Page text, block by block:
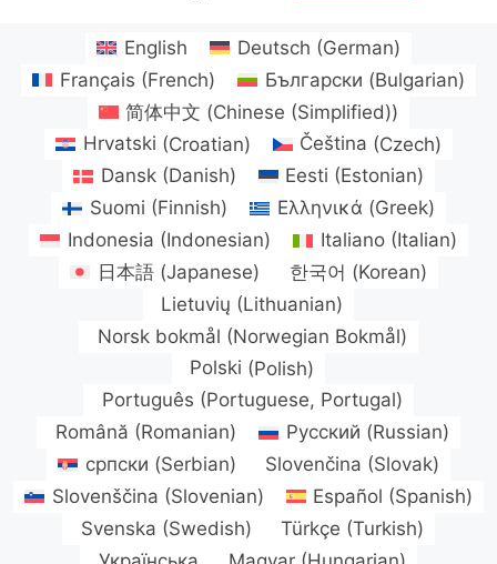
English Deutsch (German)
Français (French) Български (Bulgarian)
简体中文 (Chinese (Simplified))
Hrvatski (Croatian) Čeština (Czech)
Dansk(Danish) Eesti (Estonian)
Suomi (Finnish) Ελληνικά (Greek)
Indonesia (Indonesian) Italiano(Italian)
日本語 (Japanese) 한국어 (Korean)
Lietuvių (Lithuanian)
Norsk bokmål (Norwegian Bokmål)
Polski (Polish)
Português (Portuguese, Portugal)
Română (Romanian) Русский (Russian)
српски (Serbian) Slovenčina (Slovak)
Slovenščina (Slovenian) Español (Spanish)
Svenska (Swedish) Türkçe (Turkish)